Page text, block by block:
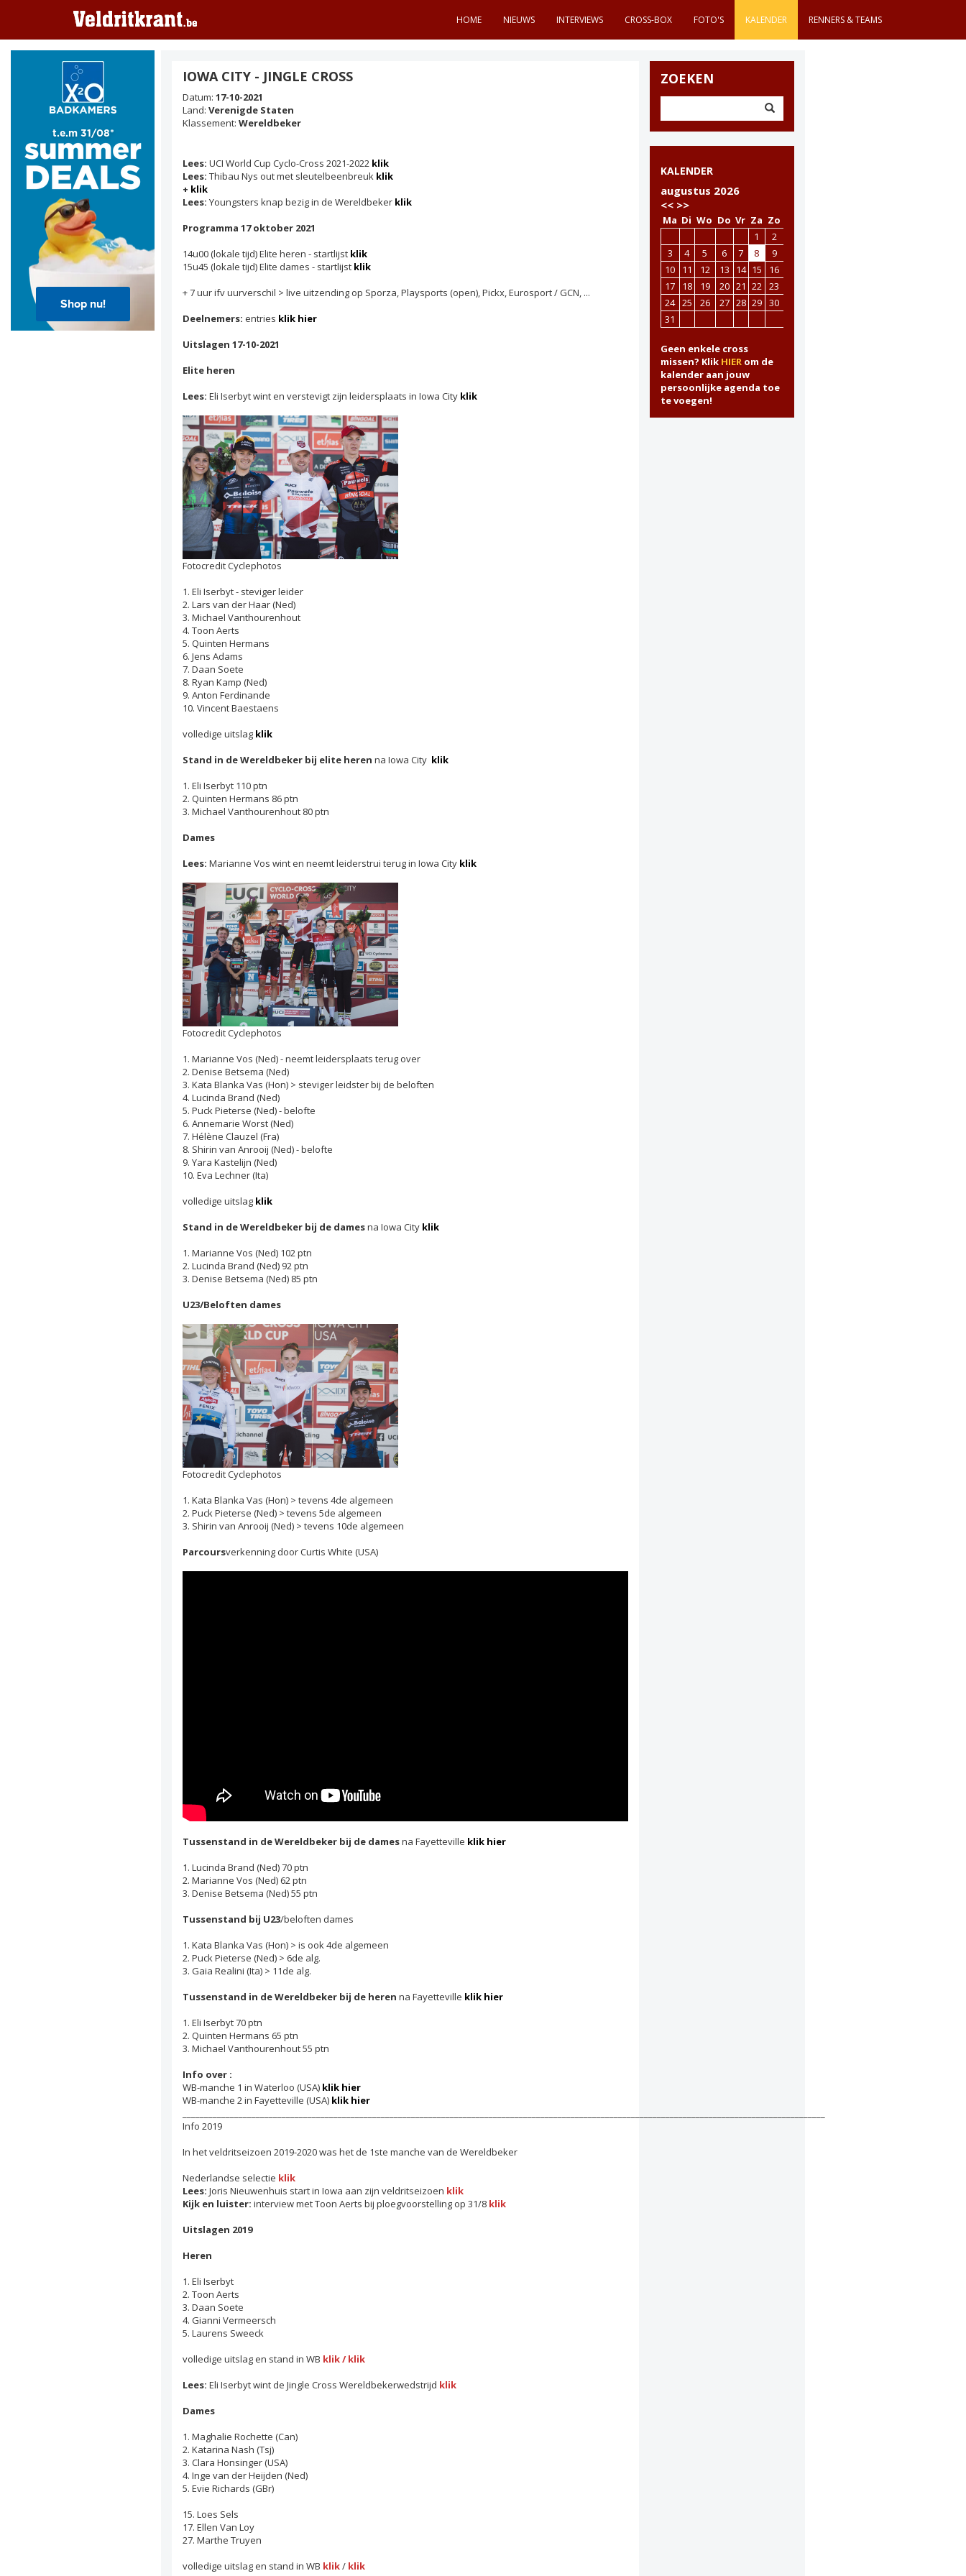
HOME NIEUWS INTERVIEWS CROSS-BOX FOTO'S KALENDER RENNERS & TEAMS
IOWA CITY - JINGLE CROSS
Datum: 17-10-2021
Land: Verenigde Staten
Klassement: Wereldbeker
Lees: UCI World Cup Cyclo-Cross 2021-2022 klik
Lees: Thibau Nys out met sleutelbeenbreuk klik
+ klik
Lees: Youngsters knap bezig in de Wereldbeker klik
Programma 17 oktober 2021
14u00 (lokale tijd) Elite heren - startlijst klik
15u45 (lokale tijd) Elite dames - startlijst klik
+ 7 uur ifv uurverschil > live uitzending op Sporza, Playsports (open), Pickx, Eurosport / GCN, ...
Deelnemers: entries klik hier
Uitslagen 17-10-2021
Elite heren
Lees: Eli Iserbyt wint en verstevigt zijn leidersplaats in Iowa City klik
Fotocredit Cyclephotos
1. Eli Iserbyt - steviger leider
2. Lars van der Haar (Ned)
3. Michael Vanthourenhout
4. Toon Aerts
5. Quinten Hermans
6. Jens Adams
7. Daan Soete
8. Ryan Kamp (Ned)
9. Anton Ferdinande
10. Vincent Baestaens
volledige uitslag klik
Stand in de Wereldbeker bij elite heren na Iowa City klik
1. Eli Iserbyt 110 ptn
2. Quinten Hermans 86 ptn
3. Michael Vanthourenhout 80 ptn
Dames
Lees: Marianne Vos wint en neemt leiderstrui terug in Iowa City klik
Fotocredit Cyclephotos
1. Marianne Vos (Ned) - neemt leidersplaats terug over
2. Denise Betsema (Ned)
3. Kata Blanka Vas (Hon) > steviger leidster bij de beloften
4. Lucinda Brand (Ned)
5. Puck Pieterse (Ned) - belofte
6. Annemarie Worst (Ned)
7. Hélène Clauzel (Fra)
8. Shirin van Anrooij (Ned) - belofte
9. Yara Kastelijn (Ned)
10. Eva Lechner (Ita)
volledige uitslag klik
Stand in de Wereldbeker bij de damesna Iowa City klik
1. Marianne Vos (Ned) 102 ptn
2. Lucinda Brand (Ned) 92 ptn
3. Denise Betsema (Ned) 85 ptn
U23/Beloften dames
Fotocredit Cyclephotos
1. Kata Blanka Vas (Hon) > tevens 4de algemeen
2. Puck Pieterse (Ned) > tevens 5de algemeen
3. Shirin van Anrooij (Ned) > tevens 10de algemeen
Parcoursverkenning door Curtis White (USA)
Tussenstand in de Wereldbeker bij de damesna Fayetteville klik hier
1. Lucinda Brand (Ned) 70 ptn
2. Marianne Vos (Ned) 62 ptn
3. Denise Betsema (Ned) 55 ptn
Tussenstand bij U23/beloften dames
1. Kata Blanka Vas (Hon) > is ook 4de algemeen
2. Puck Pieterse (Ned) > 6de alg.
3. Gaia Realini (Ita) > 11de alg.
Tussenstand in de Wereldbeker bij de heren na Fayetteville klik hier
1. Eli Iserbyt 70 ptn
2. Quinten Hermans 65 ptn
3. Michael Vanthourenhout 55 ptn
Info over :
WB-manche 1 in Waterloo (USA) klik hier
WB-manche 2 in Fayetteville (USA) klik hier
Info 2019
In het veldritseizoen 2019-2020 was het de 1ste manche van de Wereldbeker
Nederlandse selectie klik
Lees: Joris Nieuwenhuis start in Iowa aan zijn veldritseizoen klik
Kijk en luister: interview met Toon Aerts bij ploegvoorstelling op 31/8 klik
Uitslagen 2019
Heren
1. Eli Iserbyt
2. Toon Aerts
3. Daan Soete
4. Gianni Vermeersch
5. Laurens Sweeck
volledige uitslag en stand in WB klik/klik
Lees: Eli Iserbyt wint de Jingle Cross Wereldbekerwedstrijd klik
Dames
1. Maghalie Rochette (Can)
2. Katarina Nash (Tsj)
3. Clara Honsinger (USA)
4. Inge van der Heijden (Ned)
5. Evie Richards (GBr)
15. Loes Sels
17. Ellen Van Loy
27. Marthe Truyen
volledige uitslag en stand in WB klik/ klik
ZOEKEN
KALENDER
augustus 2026
<< >>
Ma Di Wo Do Vr Za Zo
1
2
3
4 5 6 7 8
9
10
11 12 13 14 15
16
17
18 19 20 21 22 23
24 25 26 27 28 29 30
31
Geen enkele cross
missen? Klik HIERom de
kalender aan jouw
persoonlijke agenda toe
te voegen!